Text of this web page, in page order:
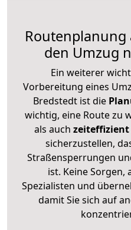
den Umzug
Ein weiterer
Vorbereitung eines
Bredstedt ist die
wichtig, eine Route zu
als auch zeiteffizient
sicherzustellen,
Straßensperrungen
ist. Keine Sorgen,
Spezialisten und
damit Sie sich auf